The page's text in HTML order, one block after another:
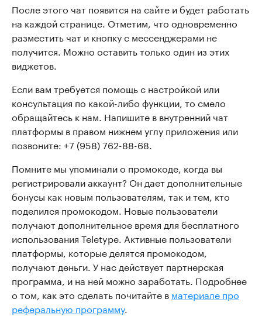
После этого чат появится на сайте и будет работать
на каждой странице. Отметим, что одновременно
разместить чат и кнопку с мессенджерами не
получится. Можно оставить только один из этих
виджетов.
Если вам требуется помощь с настройкой или
консультация по какой-либо функции, то смело
обращайтесь к нам. Напишите в внутренний чат
платформы в правом нижнем углу приложения или
позвоните: +7 (958) 762-88-68.
Помните мы упоминали о промокоде, когда вы
регистрировали аккаунт? Он дает дополнительные
бонусы как новым пользователям, так и тем, кто
поделился промокодом. Новые пользователи
получают дополнительное время для бесплатного
использования Teletype. Активные пользователи
платформы, которые делятся промокодом,
получают деньги. У нас действует партнерская
программа, и на ней можно заработать. Подробнее
о том, как это сделать почитайте в материале про
реферальную программу.